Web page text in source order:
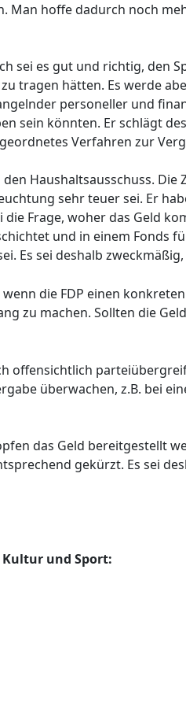
hoffe dadurch noch
sei es gut und richtig, den
tragen hätten. Es werde
personeller und
sein könnten. Er schlägt
Verfahren zur
Haushaltsausschuss. Die
sehr teuer sei. Er
Frage, woher das Geld
und in einem Fonds
Es sei deshalb
die FDP einen
zu machen. Sollten die
offensichtlich
überwachen, z.B. bei
das Geld bereitgestellt
gekürzt. Es sei
und Sport: